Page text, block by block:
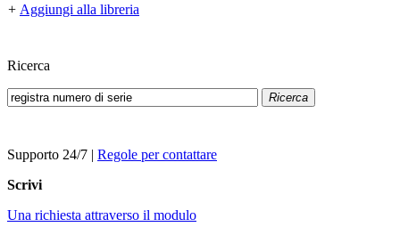
+ Aggiungi alla libreria
Ricerca
Ricerca
Supporto 24/7 | Regole per contattare
Scrivi
Una richiesta attraverso il modulo